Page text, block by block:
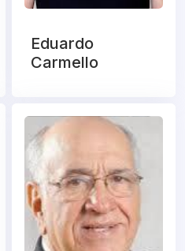
Eduardo
Carmello